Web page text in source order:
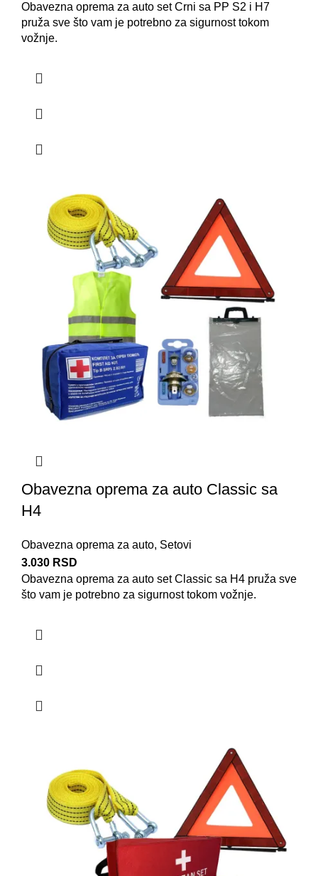
Obavezna oprema za auto set Crni sa PP S2 i H7
pruža sve što vam je potrebno za sigurnost tokom
vožnje.
Obavezna oprema za auto Classic sa
H4
Obavezna oprema za auto, Setovi
3.030 RSD
Obavezna oprema za auto set Classic sa H4 pruža sve
što vam je potrebno za sigurnost tokom vožnje.